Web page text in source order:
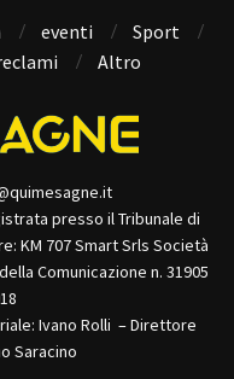
eventi
Sport
Altro
presso il Tribunale di
KM 707 Smart Srls Società
Comunicazione n. 31905
Ivano Rolli – Direttore
Saracino